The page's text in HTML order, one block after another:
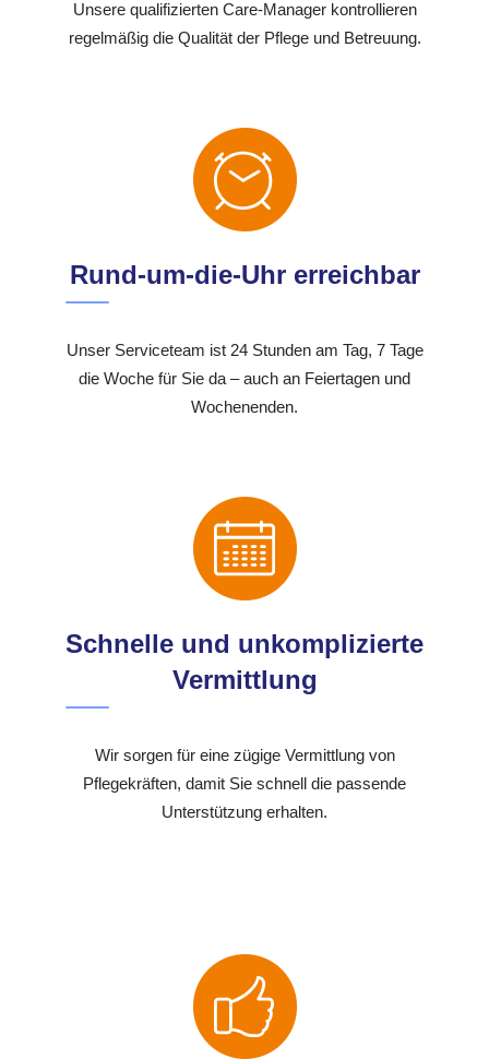
Unsere qualifizierten Care-Manager kontrollieren
regelmäßig die Qualität der Pflege und Betreuung.
Rund-um-die-Uhr erreichbar
Unser Serviceteam ist 24 Stunden am Tag, 7 Tage
die Woche für Sie da – auch an Feiertagen und
Wochenenden.
Schnelle und unkomplizierte
Vermittlung
Wir sorgen für eine zügige Vermittlung von
Pflegekräften, damit Sie schnell die passende
Unterstützung erhalten.